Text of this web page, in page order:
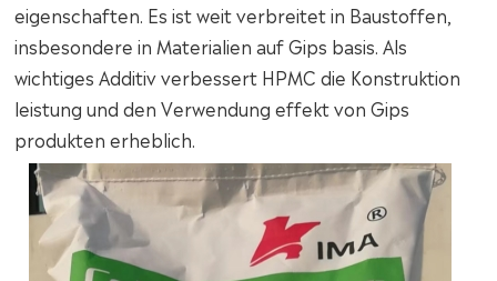
eigenschaften. Es ist weit verbreitet in Baustoffen,
insbesondere in Materialien auf Gips basis. Als
wichtiges Additiv verbessert HPMC die Konstruktion
leistung und den Verwendung effekt von Gips
produkten erheblich.